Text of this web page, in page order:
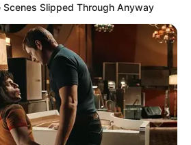
Who Spent A Fortune To
Scenes Slipped Through Anyway